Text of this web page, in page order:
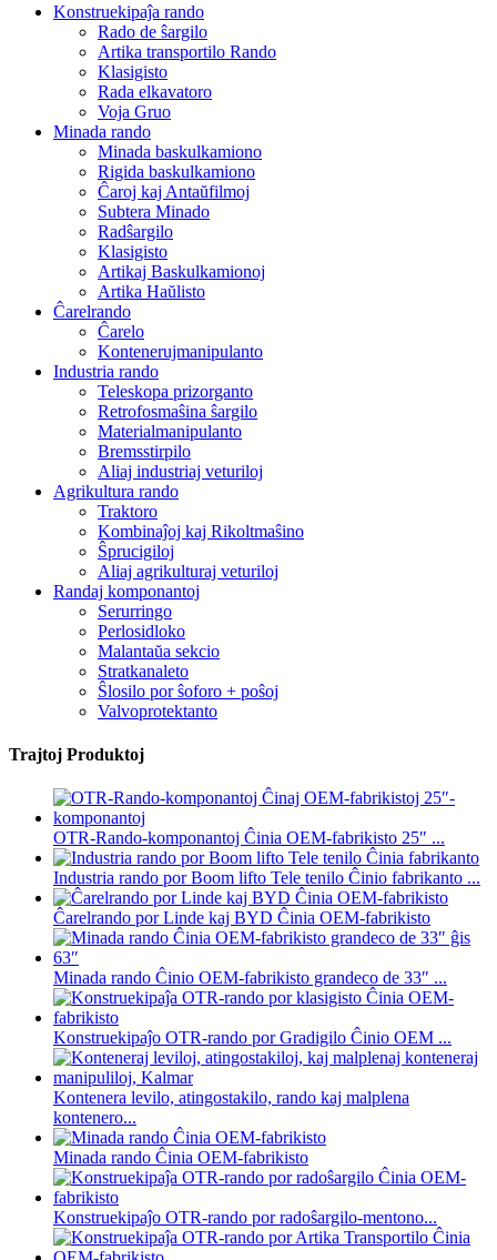
Konstruekipaĵa rando
Rado de ŝargilo
Artika transportilo Rando
Klasigisto
Rada elkavatoro
Voja Gruo
Minada rando
Minada baskulkamiono
Rigida baskulkamiono
Ĉaroj kaj Antaŭfilmoj
Subtera Minado
Radŝargilo
Klasigisto
Artikaj Baskulkamionoj
Artika Haŭlisto
Ĉarelrando
Ĉarelo
Kontenerujmanipulanto
Industria rando
Teleskopa prizorganto
Retrofosmaŝina ŝargilo
Materialmanipulanto
Bremsstirpilo
Aliaj industriaj veturiloj
Agrikultura rando
Traktoro
Kombinaĵoj kaj Rikoltmaŝino
Ŝprucigiloj
Aliaj agrikulturaj veturiloj
Randaj komponantoj
Serurringo
Perlosidloko
Malantaŭa sekcio
Stratkanaleto
Ŝlosilo por ŝoforo + poŝoj
Valvoprotektanto
Trajtoj Produktoj
OTR-Rando-komponantoj Ĉinia OEM-fabrikisto 25″ ...
Industria rando por Boom lifto Tele tenilo Ĉinio fabrikanto ...
Ĉarelrando por Linde kaj BYD Ĉinia OEM-fabrikisto
Minada rando Ĉinio OEM-fabrikisto grandeco de 33″ ...
Konstruekipaĵo OTR-rando por Gradigilo Ĉinio OEM ...
Kontenera levilo, atingostakilo, rando kaj malplena
kontenero...
Minada rando Ĉinia OEM-fabrikisto
Konstruekipaĵo OTR-rando por radoŝargilo-mentono...